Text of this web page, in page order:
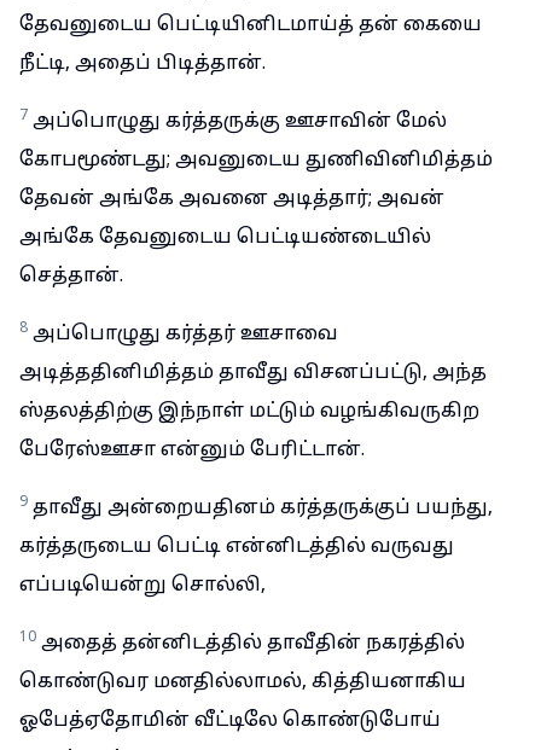
தேவனுடைய பெட்டியினிடமாய்த் தன் கையை
நீட்டி, அதைப் பிடித்தான்.
7 அப்பொழுது கர்த்தருக்கு ஊசாவின் மேல்
கோபமூண்டது; அவனுடைய துணிவினிமித்தம்
தேவன் அங்கே அவனை அடித்தார்; அவன்
அங்கே தேவனுடைய பெட்டியண்டையில்
செத்தான்.
8 அப்பொழுது கர்த்தர் ஊசாவை
அடித்ததினிமித்தம் தாவீது விசனப்பட்டு, அந்த
ஸ்தலத்திற்கு இந்நாள் மட்டும் வழங்கிவருகிற
பேரேஸ்ஊசா என்னும் பேரிட்டான்.
9 தாவீது அன்றையதினம் கர்த்தருக்குப் பயந்து,
கர்த்தருடைய பெட்டி என்னிடத்தில் வருவது
எப்படியென்று சொல்லி,
10 அதைத் தன்னிடத்தில் தாவீதின் நகரத்தில்
கொண்டுவர மனதில்லாமல், கித்தியனாகிய
ஓபேத்ஏதோமின் வீட்டிலே கொண்டுபோய்